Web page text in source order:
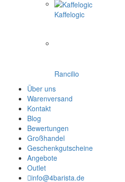
Kaffelogic
Rancilio
Über uns
Warenversand
Kontakt
Blog
Bewertungen
Großhandel
Geschenkgutscheine
Angebote
Outlet
info@4barista.de